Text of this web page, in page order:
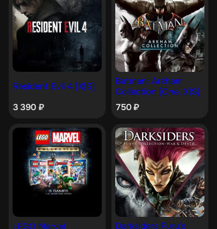
Resident Evil 4 [X|S]
3 390 ₽
Batman: Arkham
Collection [One, X|S]
750₽
LEGO Marvel
Darksiders Fury’s